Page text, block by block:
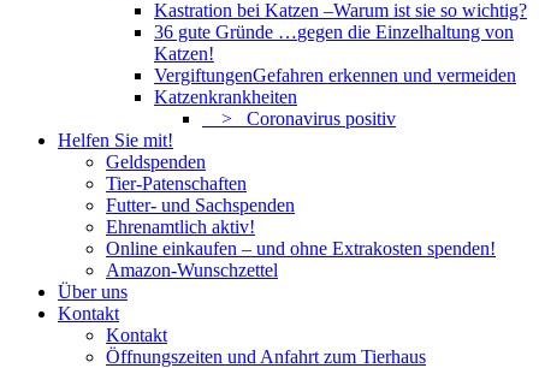
Kastration bei Katzen –Warum ist sie so wichtig?
36 gute Gründe …gegen die Einzelhaltung von
Katzen!
VergiftungenGefahren erkennen und vermeiden
Katzenkrankheiten
> Coronavirus positiv
Helfen Sie mit!
Geldspenden
Tier-Patenschaften
Futter- und Sachspenden
Ehrenamtlich aktiv!
Online einkaufen – und ohne Extrakosten spenden!
Amazon-Wunschzettel
Über uns
Kontakt
Kontakt
Öffnungszeiten und Anfahrt zum Tierhaus